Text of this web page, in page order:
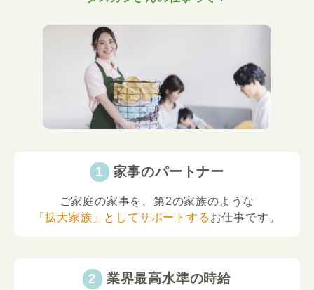
家事のパートナー
ご家庭の家事を、第2の家族のような
「拡大家族」としてサポートする お仕事です。
業界最高水準の時給